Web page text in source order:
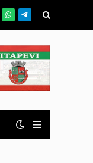
WhatsApp
Telegrama